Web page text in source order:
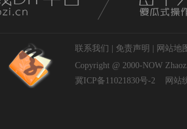
联系我们 免责声明
网站地
Copyright @ 2000-NOW
冀ICP备11021830号-2
网站